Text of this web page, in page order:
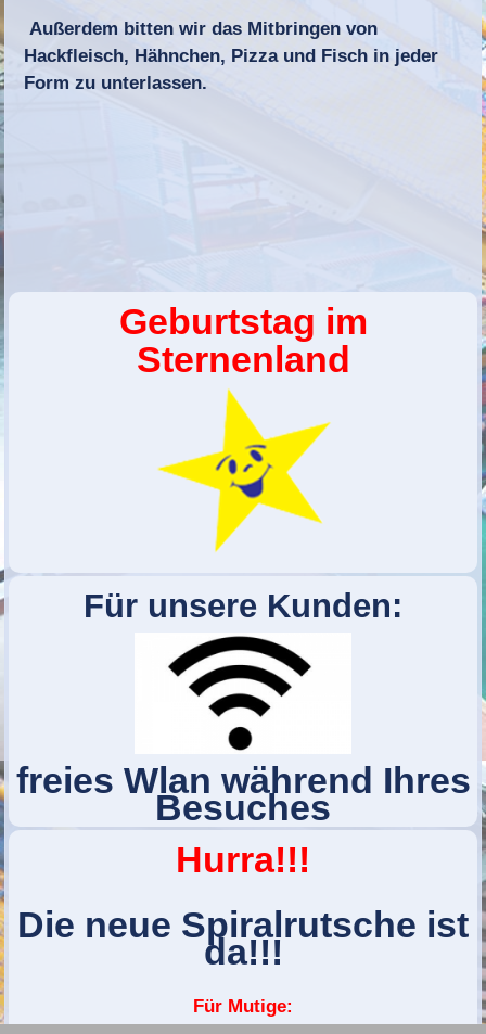
Außerdem bitten wir das Mitbringen von
Hackfleisch, Hähnchen, Pizza und Fisch in jeder
Form zu unterlassen.
Geburtstag im
Sternenland
Für unsere Kunden:
freies Wlan während Ihres
Besuches
Hurra!!!
Die neue Spiralrutsche ist
da!!!
Für Mutige: